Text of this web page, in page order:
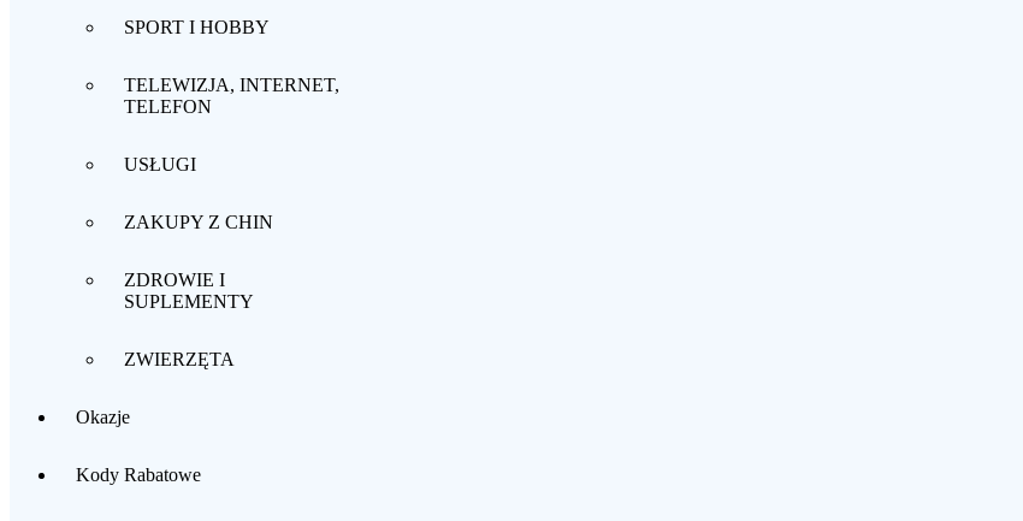
SPORT I HOBBY
TELEWIZJA, INTERNET,
TELEFON
USŁUGI
ZAKUPY Z CHIN
ZDROWIE I
SUPLEMENTY
ZWIERZĘTA
Okazje
Kody Rabatowe